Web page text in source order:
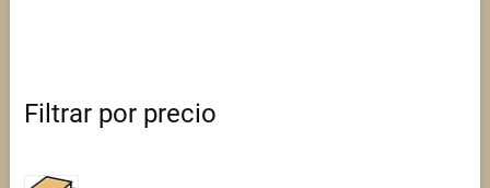
Filtrar por precio